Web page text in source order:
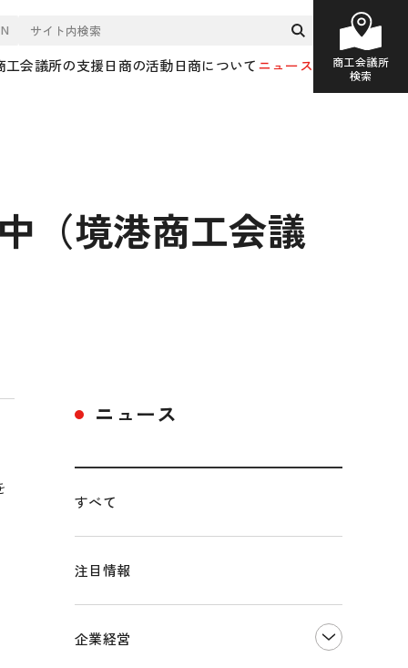
工会議所の支援日商の活動日商についてニュース
商工会議所
検索
（境港商工会議
ニュース
すべて
注目情報
企業経営